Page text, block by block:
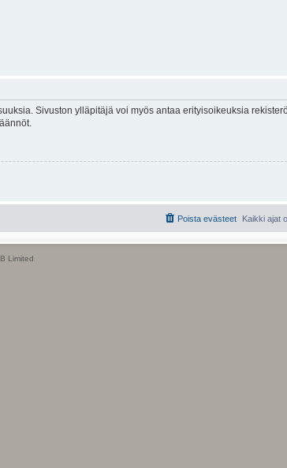
Sivuston ylläpitäjä voi myös antaa erityisoikeuksia
Kaikki ajat
Poista evästeet
Limited